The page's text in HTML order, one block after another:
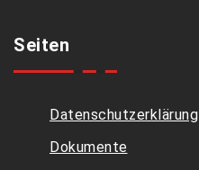
Seiten
Datenschutzerklärung
Dokumente